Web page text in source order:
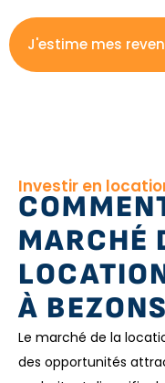
J'estime mes
Investir en
MARCHÉ
À
Le marché de la
des opportunités